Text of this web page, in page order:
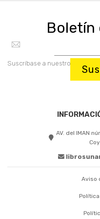
Boletín
Suscríbase a nuestro boletín:
AV. del IMAN
Aviso